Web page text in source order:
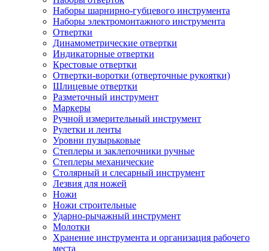
Наборы шарнирно-губцевого инструмента
Наборы электромонтажного инструмента
Отвертки
Динамометрические отвертки
Индикаторные отвертки
Крестовые отвертки
Отвертки-воротки (отверточные рукоятки)
Шлицевые отвертки
Разметочный инструмент
Маркеры
Ручной измерительный инструмент
Рулетки и ленты
Уровни пузырьковые
Степлеры и заклепочники ручные
Степлеры механические
Столярный и слесарный инструмент
Лезвия для ножей
Ножи
Ножи строительные
Ударно-рычажный инструмент
Молотки
Хранение инструмента и организация рабочего
места